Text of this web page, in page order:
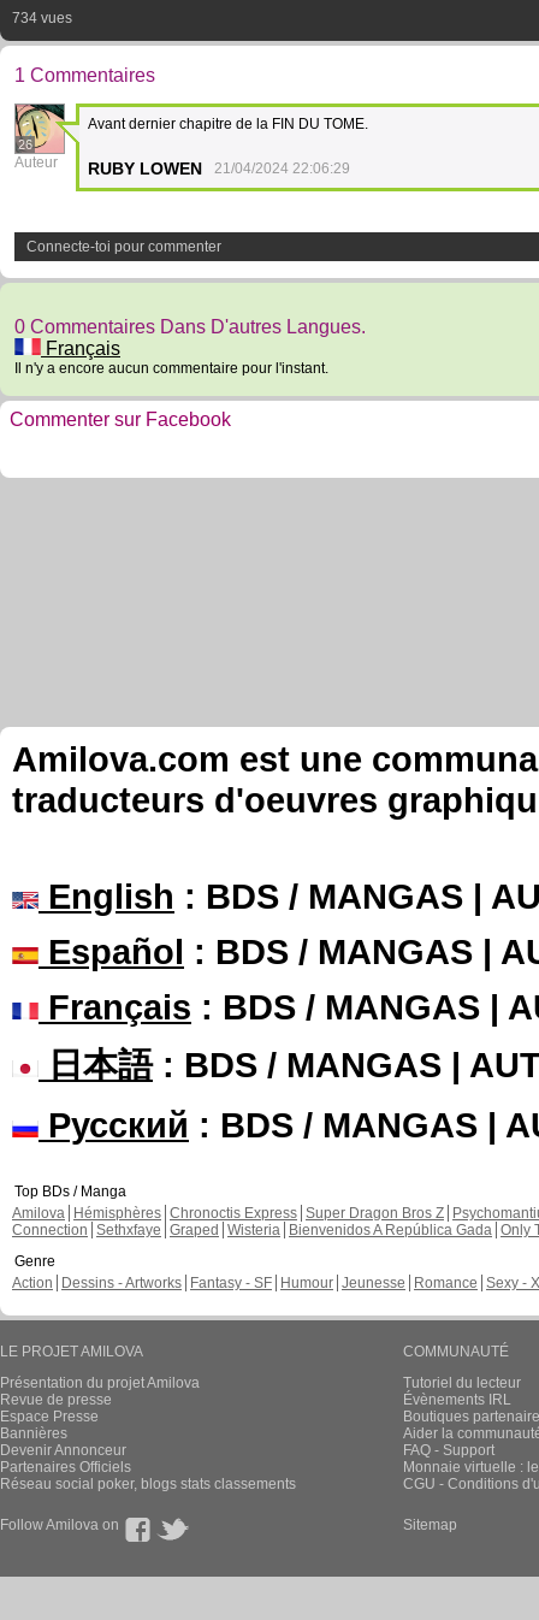
734 vues
1 Commentaires
26
Auteur
Avant dernier chapitre de la FIN DU TOME.
RUBY LOWEN 21/04/2024 22:06:29
Connecte-toi pour commenter
0 Commentaires Dans D'autres Langues.
Français
Il n'y a encore aucun commentaire pour l'instant.
Commenter sur Facebook
Amilova.com est une
traducteurs d'oeuvres
English : BDS / MANGAS |
Español : BDS / MANGAS |
Français : BDS / MANGAS |
日本語: BDS / MANGAS |
Русский : BDS / MANGAS |
Top BDs / Manga
Amilova
Hémisphères Chronoctis Express Super Dragon Bros Z
Connection Sethxfaye Graped Wisteria Bienvenidos A República Gada Only
Genre
Action
Dessins - Artworks Fantasy - SF Humour Jeunesse Romance Sexy -
LE PROJET AMILOVA
Présentation du projet Amilova
Revue de presse
Espace Presse
Bannières
Devenir Annonceur
Partenaires Officiels
Réseau social poker, blogs stats classements
COMMUNAUTÉ
Tutoriel du lecteur
Évènements IRL
Boutiques
Aider la
FAQ - Support
Monnaie virtuelle :
CGU - Conditions
Follow Amilova on Sitemap